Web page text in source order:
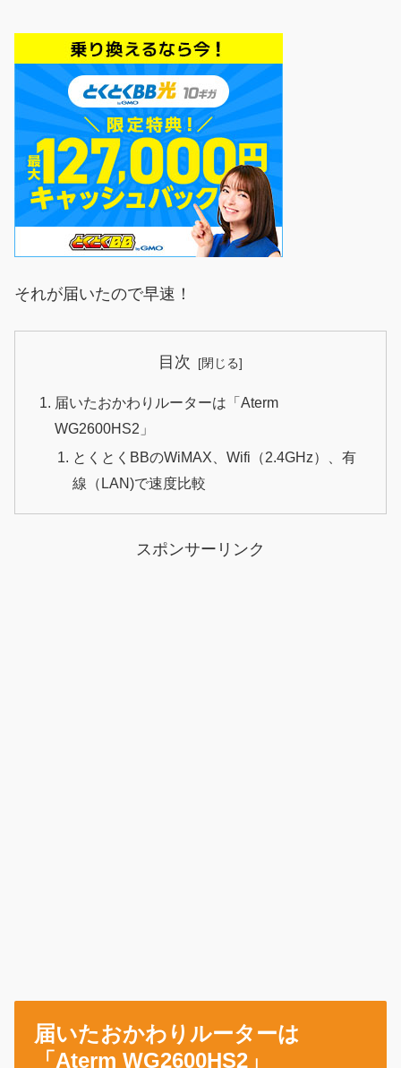
それが届いたので早速！
目次
届いたおかわりルーターは「Aterm
WG2600HS2」
とくとくBBのWiMAX、Wifi（2.4GHz）、有
線（LAN)で速度比較
スポンサーリンク
届いたおかわりルーターは
「Aterm WG2600HS2」